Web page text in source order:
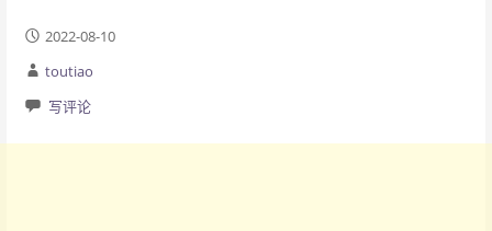
2022-08-10
toutiao
写评论